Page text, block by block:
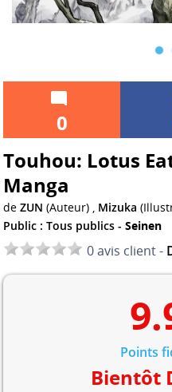
0
Touhou: Lotus
Manga
deZUN (Auteur) , Mizuka
Public : Tous publics -Seinen
0 avis client -
Points
Bientôt